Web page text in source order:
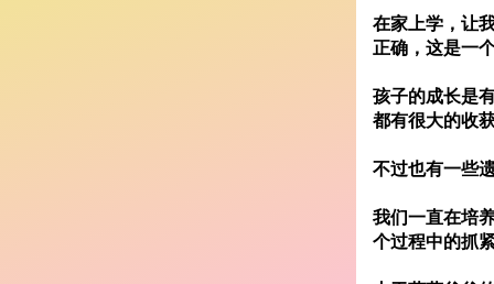
在家上学，让
正确，这是一
孩子的成长是
都有很大的收
不过也有一些
我们一直在培
个过程中的抓